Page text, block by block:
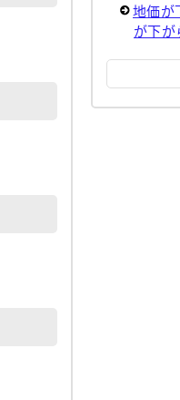
地価が
が下が